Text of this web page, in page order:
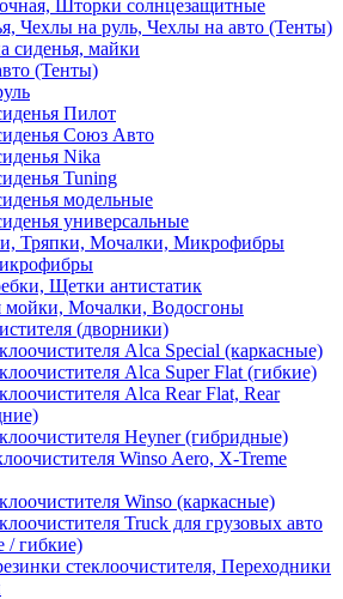
Шторки солнцезащитные
Чехлы на руль, Чехлы на авто (Тенты)
сиденья, майки
(Тенты)
Пилот
Союз Авто
Nika
Tuning
модельные
универсальные
Тряпки, Мочалки, Микрофибры
Щетки антистатик
мойки, Мочалки, Водосгоны
(дворники)
Alca Special (каркасные)
Alca Super Flat (гибкие)
Alca Rear Flat, Rear
Heyner (гибридные)
Winso Aero, X-Treme
Winso (каркасные)
Truck для грузовых авто
/ гибкие)
стеклоочистителя, Переходники